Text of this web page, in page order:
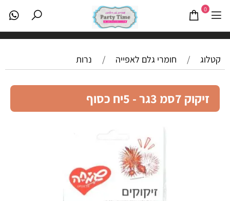
0
קטלוג / חומרי גלם לאפייה / נרות
זיקוק 7סמ 3גר - 5יח כסוף